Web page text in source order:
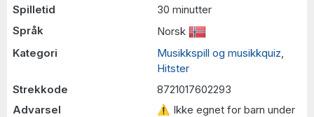
Spilletid
30 minutter
Språk
Norsk
Kategori
Musikkspill og musikkquiz,
Hitster
Strekkode
8721017602293
Advarsel
⚠ Ikke egnet for barn under